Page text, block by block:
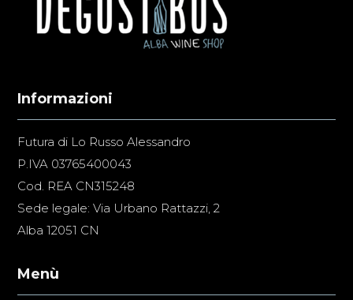
Informazioni
Futura di Lo Russo Alessandro
P.IVA 03765400043
Cod. REA CN315248
Sede legale: Via Urbano Rattazzi, 2
Alba 12051 CN
Menù